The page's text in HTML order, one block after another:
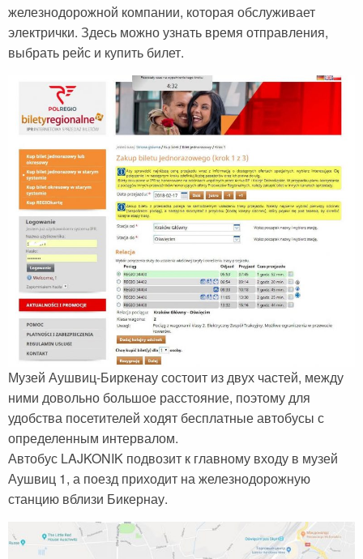
железнодорожной компании, которая обслуживает
электрички. Здесь можно узнать время отправления,
выбрать рейс и купить билет.
Музей Аушвиц-Биркенау состоит из двух частей, между
ними довольно большое расстояние, поэтому для
удобства посетителей ходят бесплатные автобусы с
определенным интервалом.
Автобус LAJKONIK подвозит к главному входу в музей
Аушвиц 1, а поезд приходит на железнодорожную
станцию вблизи Бикернау.